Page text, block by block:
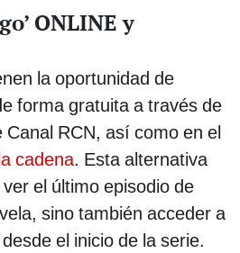
ONLINE y
la oportunidad de
forma gratuita a través de
Canal RCN, así como en el
cadena. Esta alternativa
el último episodio de
sino también acceder a
el inicio de la serie.